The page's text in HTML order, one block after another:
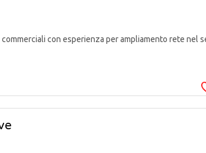
con esperienza per ampliamento rete nel